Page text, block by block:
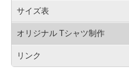
サイズ表
オリジナル Tシャツ制作
リンク